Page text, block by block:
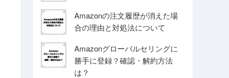
Amazonの注文履歴が消えた場
合の理由と対処法について
Amazonグローバルセリングに
勝手に登録？確認・解約方法
は？